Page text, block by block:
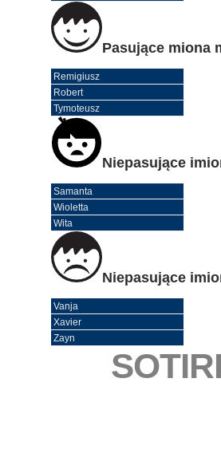
Pasujące miona
Remigiusz
Robert
Tymoteusz
Niepasujące
Samanta
Wioletta
Wita
Niepasujące
Vanja
Xavier
Zayn